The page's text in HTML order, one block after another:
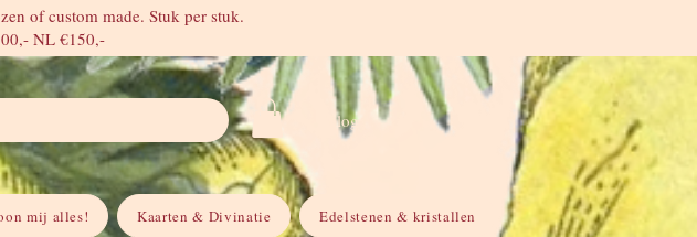
of custom made. Stuk per stuk.
NL €150,-
Inloggen
mij alles! Kaarten & Divinatie Edelstenen & kristallen